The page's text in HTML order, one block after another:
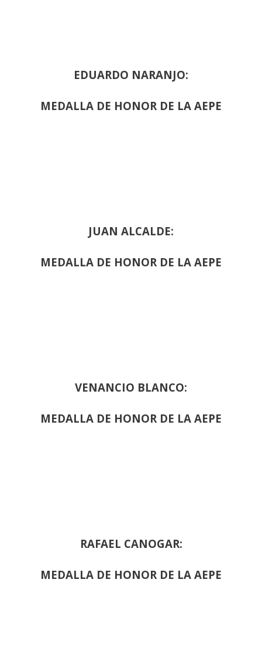
EDUARDO NARANJO:
MEDALLA DE HONOR DE LA AEPE
JUAN ALCALDE:
MEDALLA DE HONOR DE LA AEPE
VENANCIO BLANCO:
MEDALLA DE HONOR DE LA AEPE
RAFAEL CANOGAR:
MEDALLA DE HONOR DE LA AEPE